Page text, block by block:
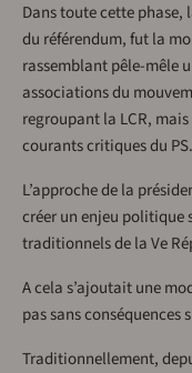
Dans toute cette
du référendum, fut la
rassemblant pêle-mêle
associations du
regroupant la LCR, mais
courants critiques du PS.
L’approche de la
créer un enjeu politique
traditionnels de la Ve
A cela s’ajoutait une
pas sans conséquences
Traditionnellement,